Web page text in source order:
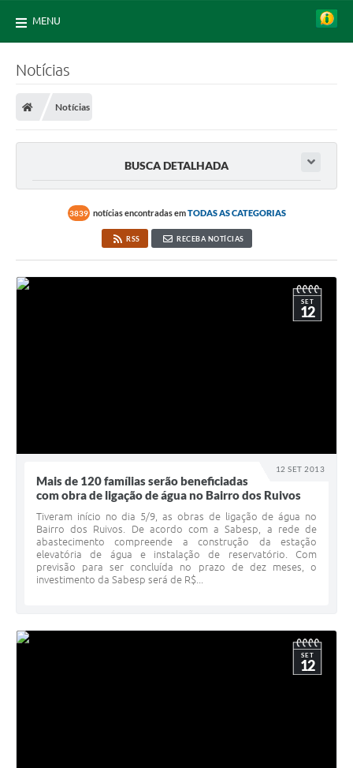
MENU
Notícias
Notícias
BUSCA DETALHADA
3839 notícias encontradas emTODAS AS CATEGORIAS
RSS RECEBA NOTÍCIAS
12 SET 2013
SET
12
Mais de 120 famílias serão beneficiadas
com obra de ligação de água no Bairro dos Ruivos
Tiveram início no dia 5/9, as obras de ligação de água no
Bairro dos Ruivos. De acordo com a Sabesp, a rede de
abastecimento compreende a construção da estação
elevatória de água e instalação de reservatório. Com
previsão para ser concluída no prazo de dez meses, o
investimento da Sabesp será de R$...
SET
12